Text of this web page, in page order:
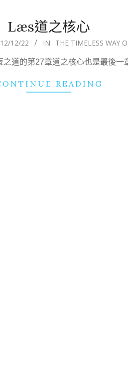
Læs道之核心
12/22 IN: THE TIMELESS WAY
道的第27章道之核心也是最後一
READING